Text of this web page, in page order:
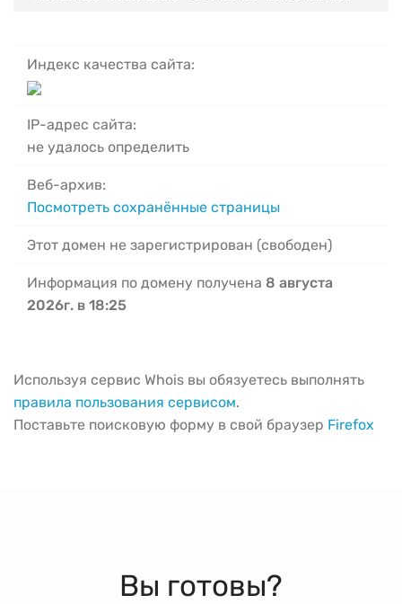
Индекс качества сайта:
IP-адрес сайта:
не удалось определить
Веб-архив:
Посмотреть сохранённые страницы
Этот домен не зарегистрирован (свободен)
Информация по домену получена 8 августа
2026г. в 18:25
Используя сервис Whois вы обязуетесь выполнять
правила пользования сервисом.
Поставьте поисковую форму в свой браузер Firefox
Вы готовы?